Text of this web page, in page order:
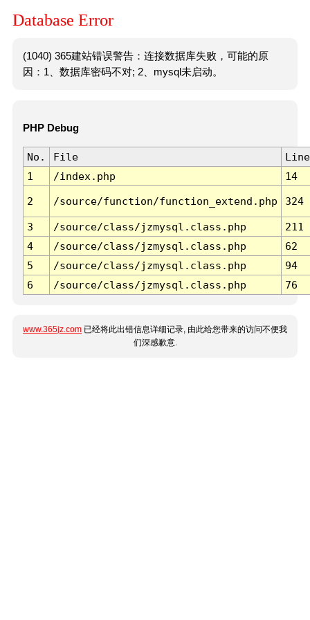
Database Error
(1040) 365建站错误警告：连接数据库失败，可能的原
因：1、数据库密码不对; 2、mysql未启动。
PHP Debug
No. File
Line
1
/index.php 14
2 /source/function/function_extend.php 324
3 /source/class/jzmysql.class.php
211
4
/source/class/jzmysql.class.php
62
5
/source/class/jzmysql.class.php
94
6
/source/class/jzmysql.class.php 76
www.365jz.com 已经将此出错信息详细记录, 由此给您带来的访问不便我
们深感歉意.